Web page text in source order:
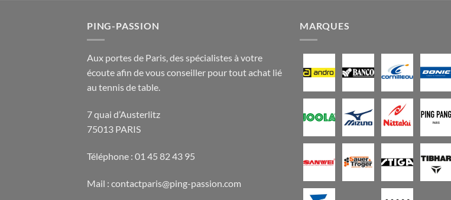
PING-PASSION
Aux portes de Paris, des spécialistes à votre
écoute afin de vous conseiller pour tout achat lié
au tennis de table.
7 quai d’Austerlitz
75013 PARIS
Téléphone : 01 45 82 43 95
Mail : contactparis@ping-passion.com
MARQUES